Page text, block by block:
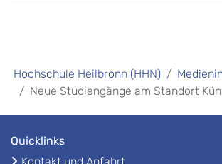
Hochschule Heilbronn (HHN)
Neue Studiengänge am Standort
Quicklinks